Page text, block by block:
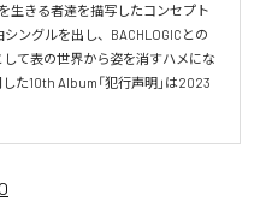
生きる者達を描写したコンセプト
ングルを出し、BACHLOGICとの
して表の世界から姿を消すハメにな
た10th Album「犯行声明」は2023